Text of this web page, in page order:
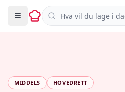
Søk i oppskrifter
MIDDELS HOVEDRETT